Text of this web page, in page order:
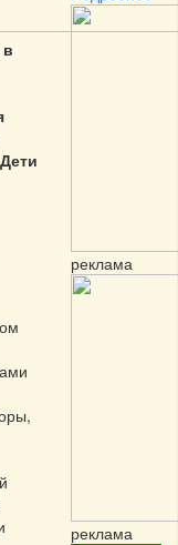
реклама
реклама